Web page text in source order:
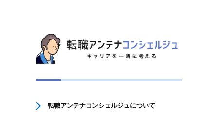
転職アンテナコンシェルジュについて